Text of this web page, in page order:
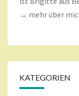
→ mehr über
KATEGORIEN